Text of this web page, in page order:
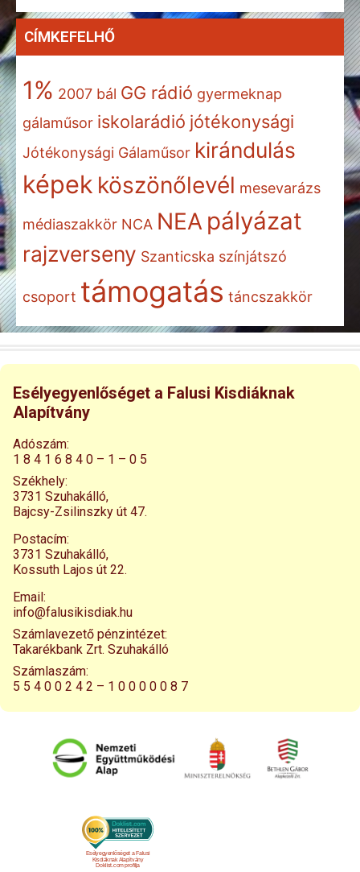
CÍMKEFELHŐ
1% 2007 bál GG rádió gyermeknap
gálaműsor iskolarádió jótékonysági
Jótékonysági Gálaműsor kirándulás
képek köszönőlevél mesevarázs
médiaszakkör NCA NEA pályázat
rajzverseny Szanticska színjátszó
csoport támogatás táncszakkör
Esélyegyenlőséget a Falusi Kisdiáknak
Alapítvány
Adószám:
1 8 4 1 6 8 4 0 – 1 – 0 5
Székhely:
3731 Szuhakálló,
Bajcsy-Zsilinszky út 47.
Postacím:
3731 Szuhakálló,
Kossuth Lajos út 22.
Email:
info@falusikisdiak.hu
Számlavezető pénzintézet:
Takarékbank Zrt. Szuhakálló
Számlaszám:
5 5 4 0 0 2 4 2 – 1 0 0 0 0 0 8 7
Esélyegyenlőséget a Falusi
Kisdiáknak Alapítvány
Doklist.com profilja